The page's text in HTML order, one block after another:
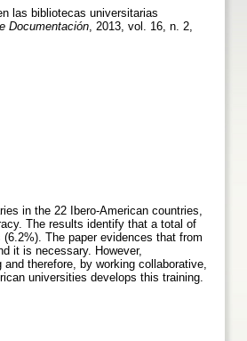
las bibliotecas universitarias
Documentación , 2013, vol. 16, n. 2,
in the 22 Ibero-American countries,
The results identify that a total of
The paper evidences that from
it is necessary. However,
therefore, by working collaborative,
universities develops this training.